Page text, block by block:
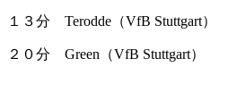
１３分 Terodde（VfB Stuttgart）
２０分 Green（VfB Stuttgart）